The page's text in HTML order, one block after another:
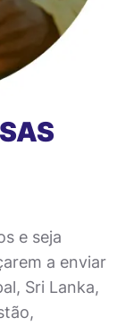
e seja
a enviar
Sri Lanka,